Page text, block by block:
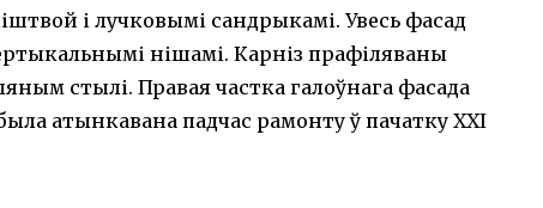
і лучковымі сандрыкамі. Увесь фасад
нішамі. Карніз прафіляваны
стылі. Правая частка галоўнага фасада
атынкавана падчас рамонту ў пачатку ХХІ